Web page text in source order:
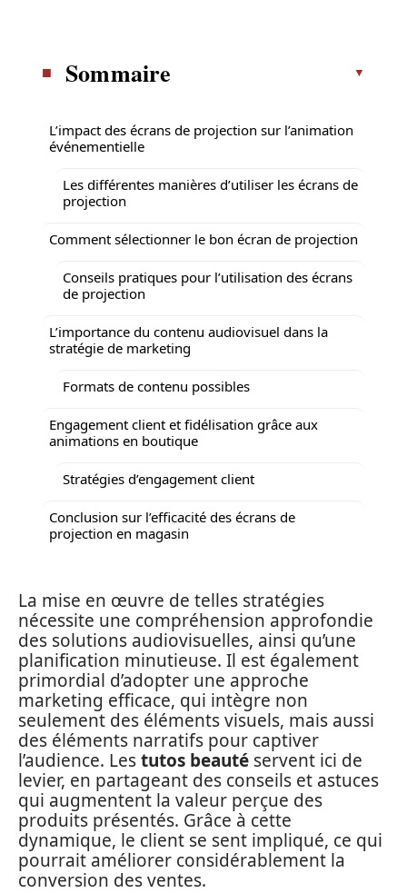
Sommaire
L’impact des écrans de projection sur l’animation
événementielle
Les différentes manières d’utiliser les écrans de
projection
Comment sélectionner le bon écran de projection
Conseils pratiques pour l’utilisation des écrans
de projection
L’importance du contenu audiovisuel dans la
stratégie de marketing
Formats de contenu possibles
Engagement client et fidélisation grâce aux
animations en boutique
Stratégies d’engagement client
Conclusion sur l’efficacité des écrans de
projection en magasin
La mise en œuvre de telles stratégies
nécessite une compréhension approfondie
des solutions audiovisuelles, ainsi qu’une
planification minutieuse. Il est également
primordial d’adopter une approche
marketing efficace, qui intègre non
seulement des éléments visuels, mais aussi
des éléments narratifs pour captiver
l’audience. Lestutos beauté servent ici de
levier, en partageant des conseils et astuces
qui augmentent la valeur perçue des
produits présentés. Grâce à cette
dynamique, le client se sent impliqué, ce qui
pourrait améliorer considérablement la
conversion des ventes.